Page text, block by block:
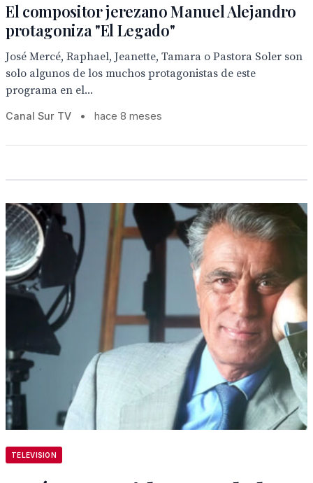
El compositor jerezano Manuel Alejandro
protagoniza "El Legado"
José Mercé, Raphael, Jeanette, Tamara o Pastora Soler son
solo algunos de los muchos protagonistas de este
programa en el...
Canal Sur TV • hace 8 meses
TELEVISION